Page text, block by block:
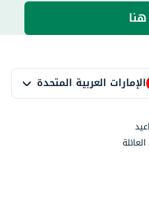
الإمارات العربية المتحدة
العائلة